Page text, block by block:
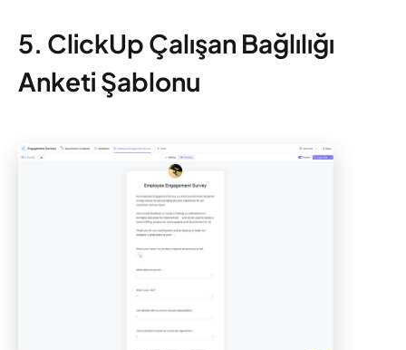
5. ClickUp Çalışan Bağlılığı
Anketi Şablonu